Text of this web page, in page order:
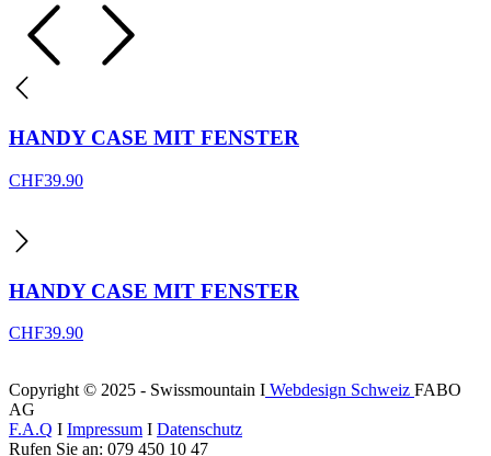
HANDY CASE MIT FENSTER
CHF39.90
HANDY CASE MIT FENSTER
CHF39.90
Copyright © 2025 - Swissmountain I Webdesign Schweiz FABO
AG
F.A.Q I Impressum I Datenschutz
Rufen Sie an: 079 450 10 47